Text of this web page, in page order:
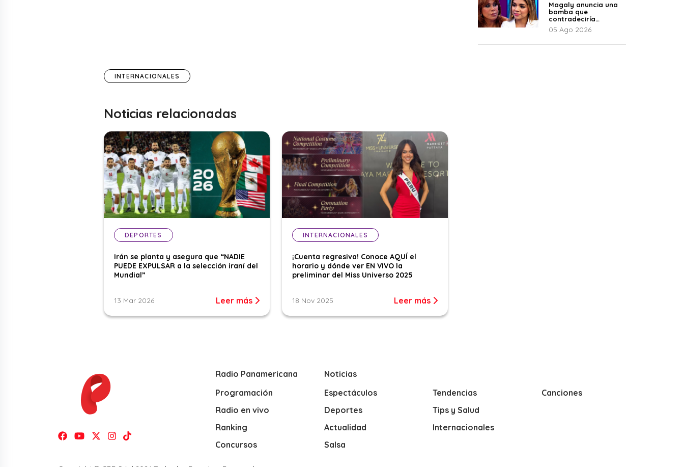
INTERNACIONALES
Noticias relacionadas
DEPORTES
Irán se planta y asegura que “NADIE
PUEDE EXPULSAR a la selección iraní del
Mundial”
13 Mar 2026 Leer más
INTERNACIONALES
¡Cuenta regresiva! Conoce AQUÍ el
horario y dónde ver EN VIVO la
preliminar del Miss Universo 2025
18 Nov 2025 Leer más
Magaly anuncia una
bomba que
contradeciría
comunicado de La
Bella Luz: “Hay un
05 Ago 2026
Radio Panamericana
Programación
Radio en vivo
Ranking
Concursos
Noticias
Espectáculos
Deportes
Actualidad
Salsa
Tendencias
Tips y Salud
Internacionales
Canciones